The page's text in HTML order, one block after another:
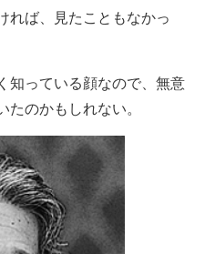
れば、見たこともなかっ
知っている顔なので、無意
たのかもしれない。